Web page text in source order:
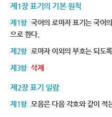
제1장 표기의 기본 원칙
제1항 국어의 로마자 표기는 국어
으로 한다.
제2항 로마자 이외의 부호는 되도
제3항 삭제
제2장 표기 일람
제1항 모음은 다음 각호와 같이 적